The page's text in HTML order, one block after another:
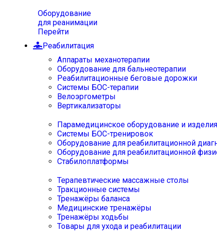
Оборудование
для реанимации
Перейти
Реабилитация
Аппараты механотерапии
Оборудование для бальнеотерапии
Реабилитационные беговые дорожки
Системы БОС-терапии
Велоэргометры
Вертикализаторы
Парамедицинское оборудование и изделия
Системы БОС-тренировок
Оборудование для реабилитационной
Оборудование для реабилитационной
Стабилоплатформы
Терапевтические массажные столы
Тракционные системы
Тренажёры баланса
Медицинские тренажёры
Тренажёры ходьбы
Товары для ухода и реабилитации